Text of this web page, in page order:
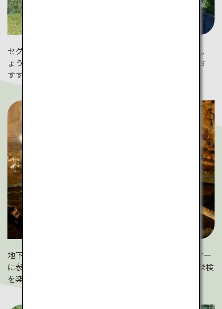
セグウェイツアーに参加して広大な大地を駆け巡りまし
ょう。さわやかな風を感じたいなら、トゥクトゥクがお
すすめ。
地下では神秘的な光景が広がっています。洞窟探索ツアー
に参加し、鍾乳石の間をすり抜けたりとスリリングな探検
を楽しめます。